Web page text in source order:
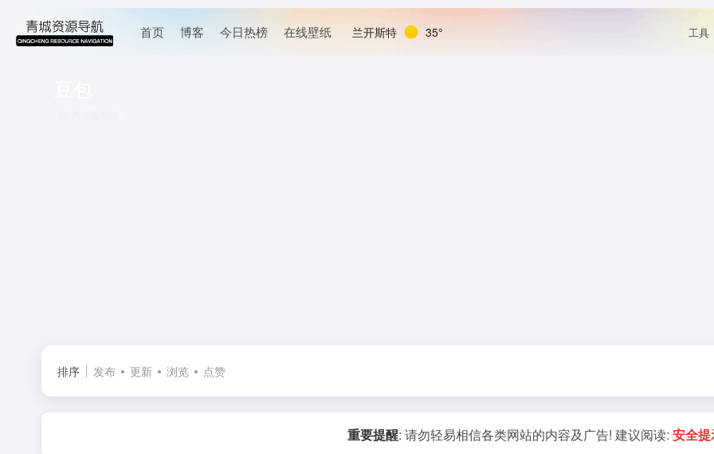
首页 博客 今日热榜 在线壁纸 兰开斯特 35° 工具
排序 发布 更新 浏览 点赞
重要提醒: 请勿轻易相信各类网站的内容及广告! 建议阅读: 安全提